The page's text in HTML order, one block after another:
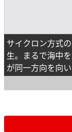
サイクロン方式
生。まるで海中
が同一方向を向